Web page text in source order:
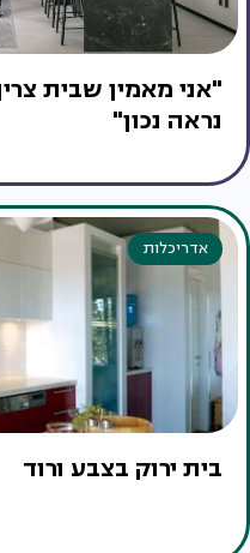
"אני מאמין שבית
נראה נכון"
אדריכלות
בית ירוק בצבע ורוד